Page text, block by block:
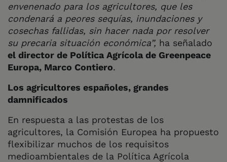
envenenado para los agricultores, que les
condenará a peores sequías, inundaciones y
cosechas fallidas, sin hacer nada por resolver
su precaria situación económica”, ha señalado
el director de Política Agrícola de Greenpeace
Europa, Marco Contiero.
Los agricultores españoles, grandes
damnificados
En respuesta a las protestas de los
agricultores, la Comisión Europea ha propuesto
flexibilizar muchos de los requisitos
medioambientales de la Política Agrícola